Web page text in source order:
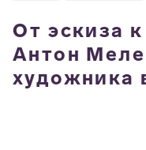
От эскиза
Антон
художника